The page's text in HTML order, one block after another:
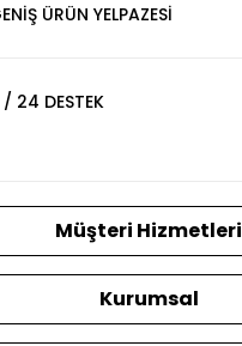
ÜRÜN YELPAZESİ
24 DESTEK
Müşteri Hizmetleri
Kurumsal